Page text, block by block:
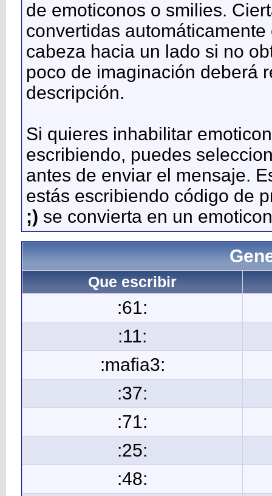
de emoticonos o smilies.
convertidas
cabeza hacia un lado si no
poco de imaginación deberá
descripción.
Si quieres inhabilitar
escribiendo, puedes
antes de enviar el mensaje.
estás escribiendo código de
;) se convierta en un
Que escribir
:61:
:11:
:mafia3:
:37:
:71:
:25:
:48: